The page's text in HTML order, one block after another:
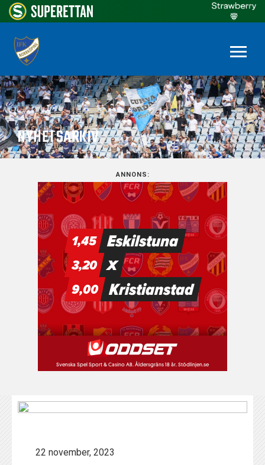
NYHETSARKIV
ANNONS:
22 november, 2023